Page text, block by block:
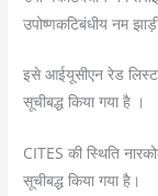
उपोष्णकटिबंधीय नम
इसे आईयूसीएन रेड
सूचीबद्ध किया गया है ।
CITES की स्थिति
सूचीबद्ध किया गया है।